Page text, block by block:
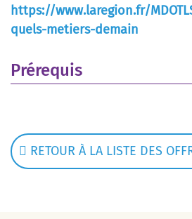
https://www.laregion.fr/
quels-metiers-demain
Prérequis
RETOUR À LA LISTE DES